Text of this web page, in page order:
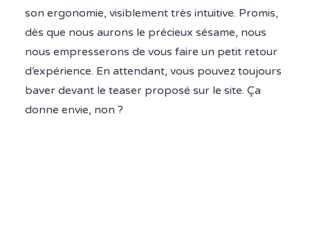
son ergonomie, visiblement très intuitive. Promis,
dès que nous aurons le précieux sésame, nous
nous empresserons de vous faire un petit retour
d’expérience. En attendant, vous pouvez toujours
baver devant le teaser proposé sur le site. Ça
donne envie, non ?